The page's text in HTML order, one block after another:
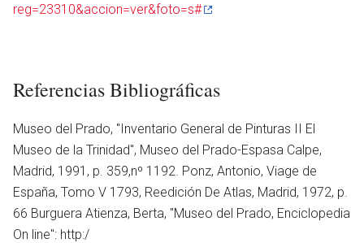
reg=23310&accion=ver&foto=s#
Referencias Bibliográficas
Museo del Prado, ''Inventario General de Pinturas II El
Museo de la Trinidad'', Museo del Prado-Espasa Calpe,
Madrid, 1991, p. 359,nº 1192. Ponz, Antonio, Viage de
España, Tomo V 1793, Reedición De Atlas, Madrid, 1972, p.
66 Burguera Atienza, Berta, ''Museo del Prado, Enciclopedia
On line'': http:/